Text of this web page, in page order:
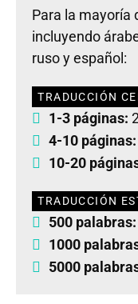
Para la mayoría
incluyendo
ruso y español:
TRADUCCIÓN
1-3 páginas:
4-10 páginas:
10-20
TRADUCCIÓN
500 palabras:
1000
5000